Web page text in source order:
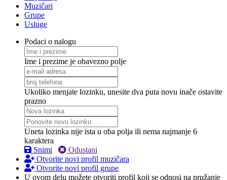
Muzičari
Grupe
Usluge
Podaci o nalogu
Ime i prezime je obavezno polje
Ukoliko menjate lozinku, unesite dva puta novu inače ostavite
prazno
Uneta lozinka nije ista u oba polja ili nema najmanje 6
karaktera
Snimi
Odustani
Otvorite novi profil muzičara
Otvorite novi profil grupe
U ovom delu možete otvoriti profil koji se odnosi na pružanje